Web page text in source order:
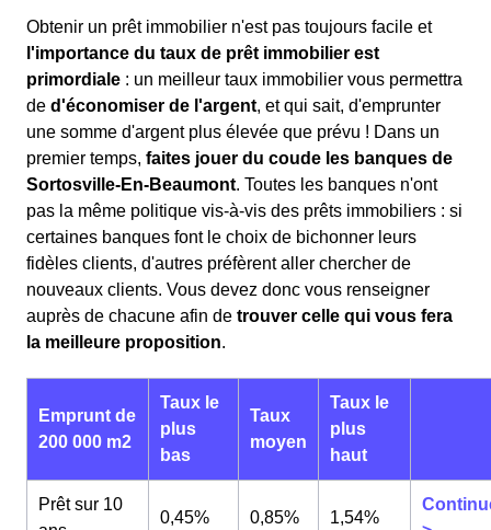
Obtenir un prêt immobilier n'est pas toujours facile et
l'importance du taux de prêt immobilier est
primordiale : un meilleur taux immobilier vous permettra
de d'économiser de l'argent, et qui sait, d'emprunter
une somme d'argent plus élevée que prévu ! Dans un
premier temps, faites jouer du coude les banques de
Sortosville-En-Beaumont. Toutes les banques n'ont
pas la même politique vis-à-vis des prêts immobiliers : si
certaines banques font le choix de bichonner leurs
fidèles clients, d'autres préfèrent aller chercher de
nouveaux clients. Vous devez donc vous renseigner
auprès de chacune afin de trouver celle qui vous fera
la meilleure proposition.
Emprunt de
200 000 m2
Taux le
plus
bas
Taux
moyen
Taux le
plus
haut
Prêt sur 10
0,45% 0,85% 1,54%